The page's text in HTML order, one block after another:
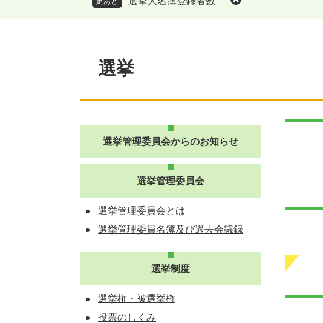
選挙
選挙管理委員会からのお知らせ
選挙管理委員会
選挙管理委員会とは
選挙管理委員名簿及び過去会議録
選挙制度
選挙権・被選挙権
投票のしくみ